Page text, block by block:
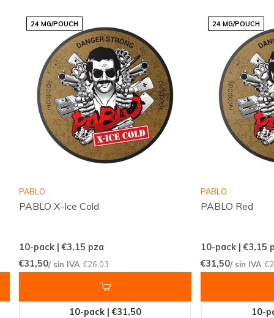
Sabor:MENTA
Tamaño:DELGADO
No te lo pierdas
Únete a la comunidad global de clientes satisfechos
que confían en Snussie.com para satisfacer sus
necesidades de productos de nicotina. Explora
nuestra vasta colección, descubre nuevos favoritos y
con una de las plataformas líderes en el mundo. No
esperes más, adquiere ahora el
Zeus Tropic Burst
siguiente nivel. ¡La demanda es alta, así que
asegúrate de hacer tu pedido antes de que se agote!
24 MG/POUCH
PABLO
PABLO X-Ice Cold
10-pack | €3,15 pza
€31,50/ sin IVA€26,03
10-pack | €31,50
24 MG/POUCH
PABLO
PABLO Red
10-pack | €3,15
€31,50/ sin IVA
10-